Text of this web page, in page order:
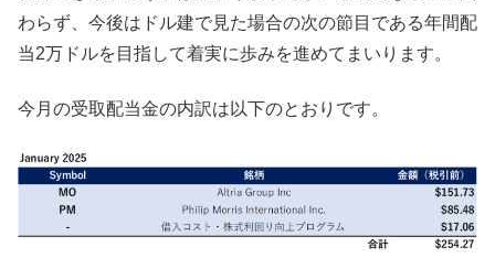
わらず、今後はドル建で見た場合の次の節目である年間配
当2万ドルを目指して着実に歩みを進めてまいります。
今月の受取配当金の内訳は以下のとおりです。